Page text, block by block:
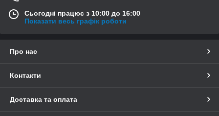
Сьогодні працює з 10:00 до 16:00
Показати весь графік роботи
Про нас
Контакти
Доставка та оплата